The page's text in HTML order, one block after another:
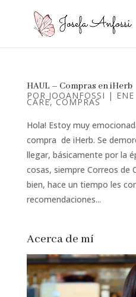
HAUL – Compras en iHerb
POR JOOANFOSSI |
CARE,COMPRAS
Hola! Estoy muy
compra de iHerb. Se
llegar, básicamente por la
cosas, siempre Correos de
bien, hace un tiempo les
recomendaciones...
Acerca de mí